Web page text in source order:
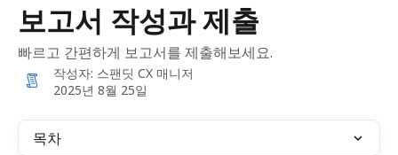
보고서 작성과 제출
빠르고 간편하게 보고서를 제출해보세요.
작성자: 스팬딧 CX 매니저
2025년 8월 25일
목차